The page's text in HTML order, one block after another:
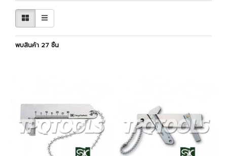
พบสินค้า 27 ชิ้น